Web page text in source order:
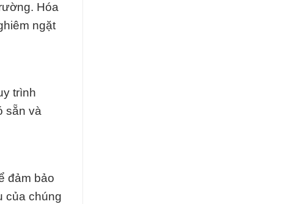
Hóa
ngặt
trình
sẵn và
đảm bảo
của chúng